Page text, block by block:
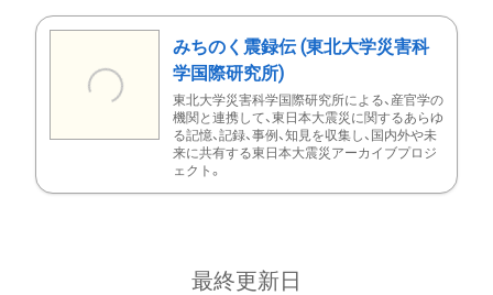
みちのく震録伝 (東北大学災害科
学国際研究所)
東北大学災害科学国際研究所による、産官学の
機関と連携して、東日本大震災に関するあらゆ
る記憶、記録、事例、知見を収集し、国内外や未
来に共有する東日本大震災アーカイブプロジ
ェクト。
最終更新日